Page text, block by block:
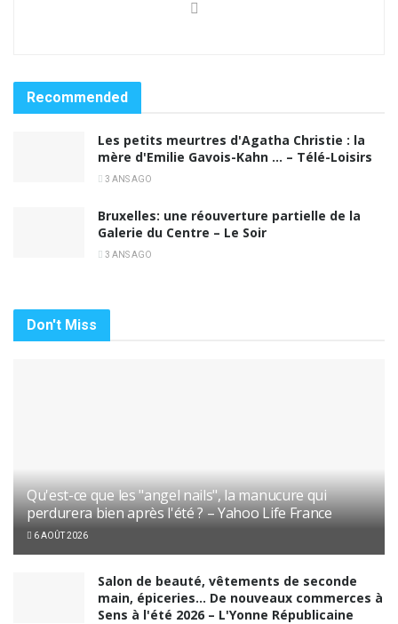
Recommended
Les petits meurtres d'Agatha Christie : la
mère d'Emilie Gavois-Kahn … – Télé-Loisirs
3 ANS AGO
Bruxelles: une réouverture partielle de la
Galerie du Centre – Le Soir
3 ANS AGO
Don't Miss
Qu'est-ce que les "angel nails", la manucure qui
perdurera bien après l'été ? – Yahoo Life France
6 AOÛT 2026
Salon de beauté, vêtements de seconde
main, épiceries… De nouveaux commerces à
Sens à l'été 2026 – L'Yonne Républicaine